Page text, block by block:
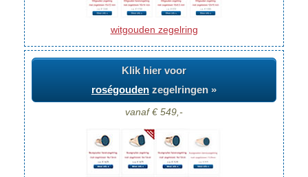
witgouden zegelring
Klik hier voor
roségouden zegelringen »
vanaf € 549,-